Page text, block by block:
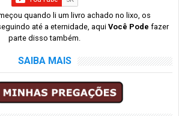
quando li um livro achado no lixo, os
até a eternidade, aqui Você Pode fazer
parte disso também.
SAIBA MAIS